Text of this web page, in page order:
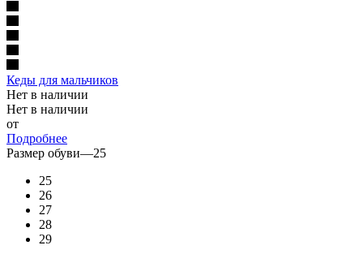
Кеды для мальчиков
Нет в наличии
Нет в наличии
от
Подробнее
Размер обуви—25
25
26
27
28
29